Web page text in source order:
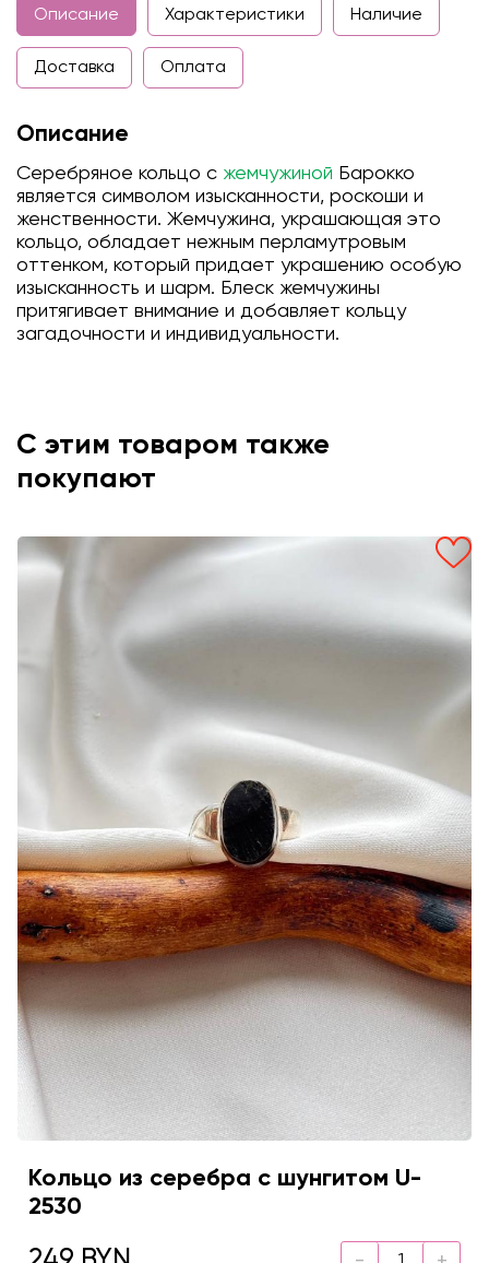
Описание Характеристики Наличие
Доставка Оплата
Описание
Серебряное кольцо с жемчужиной Барокко
является символом изысканности, роскоши и
женственности. Жемчужина, украшающая это
кольцо, обладает нежным перламутровым
оттенком, который придает украшению особую
изысканность и шарм. Блеск жемчужины
притягивает внимание и добавляет кольцу
загадочности и индивидуальности.
С этим товаром также
покупают
Кольцо из серебра с шунгитом U-
2530